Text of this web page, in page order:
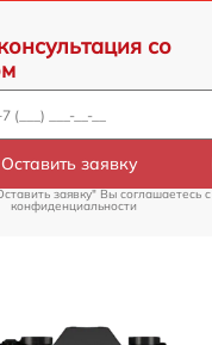
со
Оставить заявку
заявку" Вы соглашаетесь c
конфиденциальности